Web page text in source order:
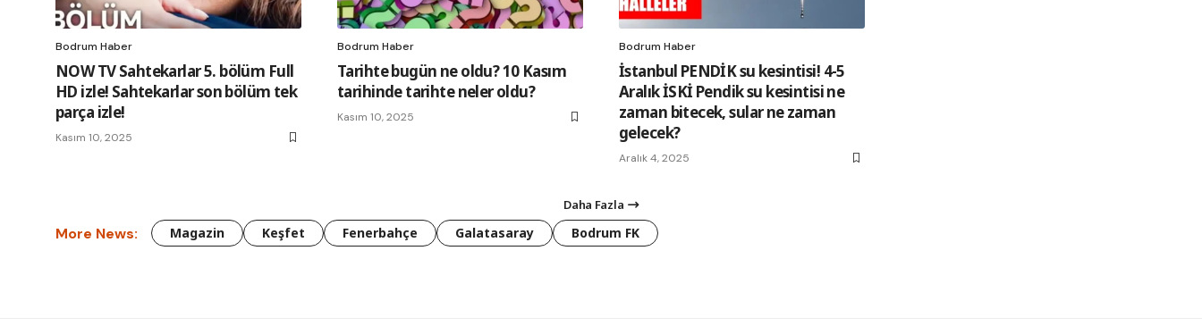
Bodrum Haber
NOW TV Sahtekarlar 5. bölüm Full
HD izle! Sahtekarlar son bölüm tek
parça izle!
Kasım 10, 2025
Bodrum Haber
Tarihte bugün ne oldu? 10 Kasım
tarihinde tarihte neler oldu?
Kasım 10, 2025
Bodrum Haber
İstanbul PENDİK su kesintisi! 4-5
Aralık İSKİ Pendik su kesintisi ne
zaman bitecek, sular ne zaman
gelecek?
Aralık 4, 2025
Daha Fazla
More News: Magazin Keşfet Fenerbahçe Galatasaray Bodrum FK